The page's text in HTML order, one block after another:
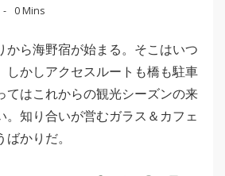
0 Mins
から海野宿が始まる。そこはいつ
しかしアクセスルートも橋も駐車
てはこれからの観光シーズンの来
。知り合いが営むガラス＆カフェ
かりだ。